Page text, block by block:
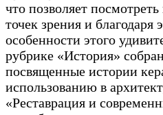
что позволяет
точек зрения и
особенности этого
рубрике «История»
посвященные истории
использованию в
«Реставрация и